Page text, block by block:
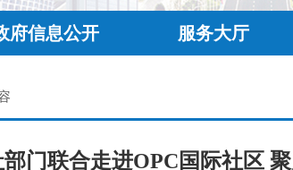
府信息公开 服务大厅
门联合走进OPC国际社区